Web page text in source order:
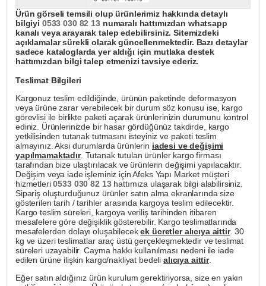
Ürün görseli temsili olup ürünlerimiz hakkında detaylı
bilgiyi 0533 030 82 13numaralı hattımızdan whatsapp
kanalı veya arayarak talep edebilirsiniz. Sitemizdeki
açıklamalar sürekli olarak güncellenmektedir. Bazı detaylar
sadece kataloglarda yer aldığı için mutlaka destek
hattımızdan bilgi talep etmenizi tavsiye ederiz.
Teslimat Bilgileri
Kargonuz teslim edildiğinde, ürünün paketinde deformasyon
veya ürüne zarar verebilecek bir durum söz konusu ise, kargo
görevlisi ile birlikte paketi açarak ürünlerinizin durumunu kontrol
ediniz. Ürünlerinizde bir hasar gördüğünüz takdirde, kargo
yetkilisinden tutanak tutmasını isteyiniz ve paketi teslim
almayınız. Aksi durumlarda ürünlerin iadesi ve değişimi
yapılmamaktadır. Tutanak tutulan ürünler kargo firması
tarafından bize ulaştırılacak ve ürünlerin değişimi yapılacaktır.
Değişim veya iade işleminiz için Afeks Yapı Market müşteri
hizmetleri0533 030 82 13hattımıza ulaşarak bilgi alabilirsiniz.
Sipariş oluşturduğunuz ürünler satın alma ekranlarında size
gösterilen tarih / tarihler arasında kargoya teslim edilecektir.
Kargo teslim süreleri, kargoya veriliş tarihinden itibaren
mesafelere göre değişiklik gösterebilir. Kargo teslimatlarında
mesafelerden dolayı oluşabilecekek ücretler alıcıya aittir. 30
kg ve üzeri teslimatlar araç üstü gerçekleşmektedir ve teslimat
süreleri uzayabilir. Cayma hakkı kullanılması nedeni ile iade
edilen ürüne ilişkin kargo/nakliyat bedeli alıcıya aittir.
Eğer satın aldığınız ürün kurulum gerektiriyorsa, size en yakın